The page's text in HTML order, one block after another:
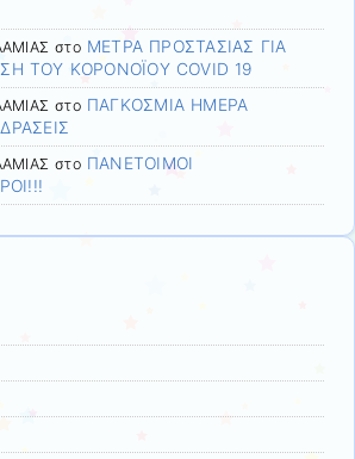
στο ΜΕΤΡΑ ΠΡΟΣΤΑΣΙΑΣ ΓΙΑ
ΤΟΥ ΚΟΡΟΝΟΪΟΥ COVID 19
στο ΠΑΓΚΟΣΜΙΑ ΗΜΕΡΑ
στο ΠΑΝΕΤΟΙΜΟΙ